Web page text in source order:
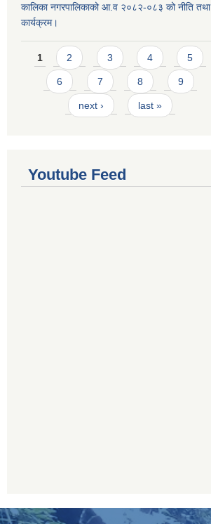
कालिका नगरपालिकाको आ.व २०८२-०८३ को नीति तथा
कार्यक्रम।
Pages
1 2 3 4 5
6 7 8 9
next › last »
Youtube Feed